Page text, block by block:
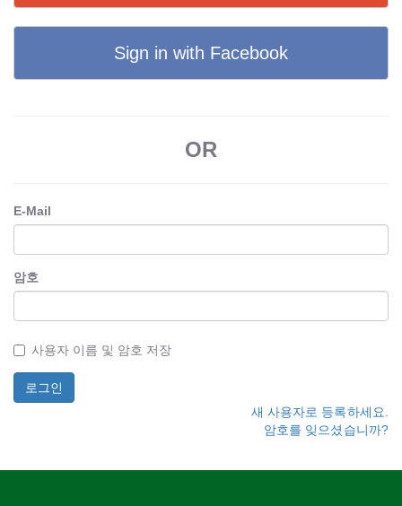
Sign in with Facebook
OR
E-Mail
암호
사용자 이름 및 암호 저장
새 사용자로 등록하세요.
암호를 잊으셨습니까?